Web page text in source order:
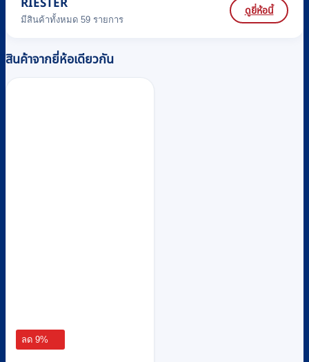
มีสินค้าทั้งหมด 59 รายการ
ดูยี่ห้อนี้
สินค้าจากยี่ห้อเดียวกัน
ลด 9%